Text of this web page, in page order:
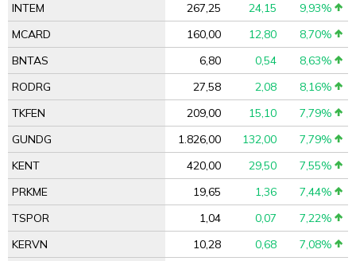
INTEM
267,25 24,15
9,93%
MCARD
160,00 12,80
8,70%
BNTAS
6,80 0,54
8,63%
RODRG
27,58 2,08
8,16%
TKFEN
209,00 15,10
7,79%
GUNDG
1.826,00 132,00
7,79%
KENT
420,00 29,50
7,55%
PRKME
19,65 1,36
7,44%
TSPOR
1,04 0,07
7,22%
KERVN
10,28 0,68
7,08%